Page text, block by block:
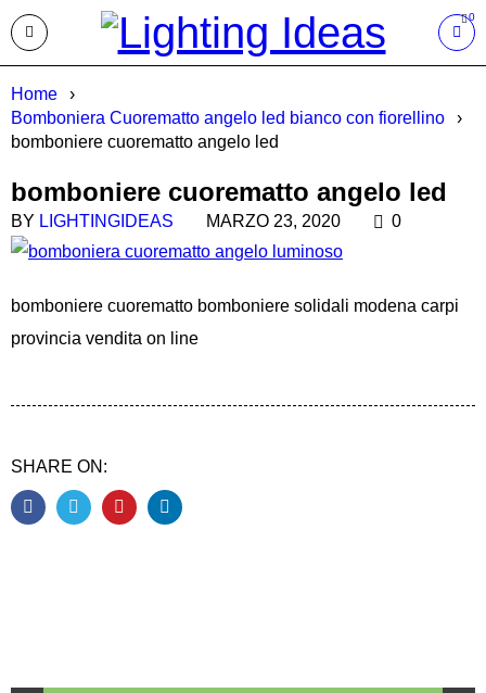
0
Home
›
Bomboniera Cuorematto angelo led bianco con fiorellino
›
bomboniere cuorematto angelo led
bomboniere cuorematto angelo led
BY LIGHTINGIDEAS MARZO 23, 2020 0
bomboniere cuorematto bomboniere solidali modena carpi
provincia vendita on line
SHARE ON: